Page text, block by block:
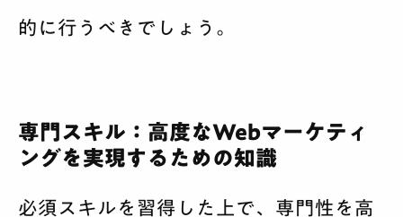
的に行うべきでしょう。
専門スキル：高度なWebマーケティ
ングを実現するための知識
必須スキルを習得した上で、専門性を高